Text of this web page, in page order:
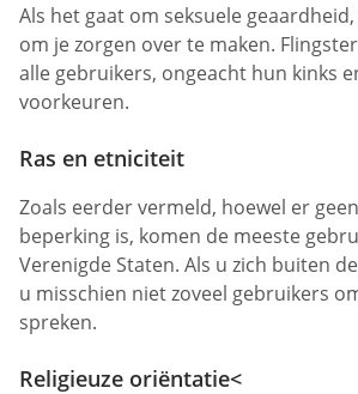
Als het gaat om seksuele
om je zorgen over te maken.
alle gebruikers, ongeacht hun kinks
voorkeuren.
Ras en etniciteit
Zoals eerder vermeld, hoewel er
beperking is, komen de meeste
Verenigde Staten. Als u zich buiten
u misschien niet zoveel gebruikers
spreken.
Religieuze oriëntatie<